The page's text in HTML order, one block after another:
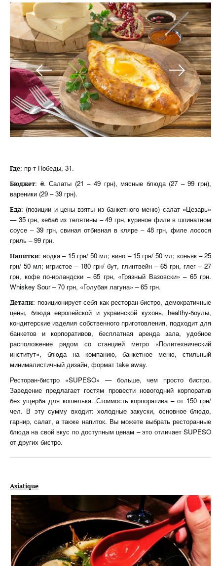
Где: пр-т Победы, 31.
Бюджет: ₴. Салаты (21 – 49 грн), мясные блюда (27 – 99 грн),
вареники (29 – 39 грн).
Еда: (позиции и цены взяты из банкетного меню) салат «Цезарь»
— 35 грн, кебаб из телятины – 49 грн, куриное филе в шпинатном
соусе – 39 грн, свиная отбивная в кляре – 48 грн, филе лосося
гриль – 99 грн.
Напитки: водка – 15 грн/ 50 мл; вино – 15 грн/ 50 мл; коньяк – 25
грн/ 50 мл; игристое – 180 грн/ бут, глинтвейн – 65 грн, глег – 27
грн, кофе по-ирландски – 65 грн, «Грязный Вазовски» – 65 грн.
Whiskey Sour – 70 грн, «Голубая лагуна» – 65 грн.
Детали: позиционирует себя как ресторан-бистро, демократичные
цены, блюда европейской и украинской кухонь, healthy-боулы,
кондитерские изделия собственного приготовления, подходит для
банкетов и корпоративов, бесплатная аренда зала, удобное
расположение рядом со станцией метро «Политехнический
институт», блюда на компанию, банкетное меню, стильный
минималистичный дизайн, формат take away.
Ресторан-бистро «SUPESO» — больше, чем просто бистро.
Заведение предлагает гостям провести новогодний корпоратив
без ущерба для кошелька. Стоимость корпоратива – от 150 грн/
чел. В эту сумму входит: холодные закуски, основное блюдо,
гарнир, салат, а также напиток. Вы можете выбрать ресторанные
блюда на свой вкус по доступным ценам – это отличает SUPESO
от других бистро.
Asiatique